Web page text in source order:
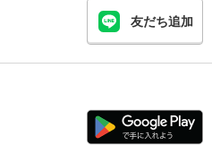
友だち追加